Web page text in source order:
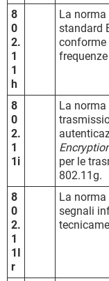
8
0
2.
1
1
h
La norma
standard
conforme
8
0
2.
1
1i
La norma
per le
802.11g.
8
0
2.
1
1I
r
La norma
segnali